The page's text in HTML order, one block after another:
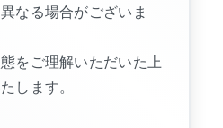
なる場合がございま
をご理解いただいた上
します。